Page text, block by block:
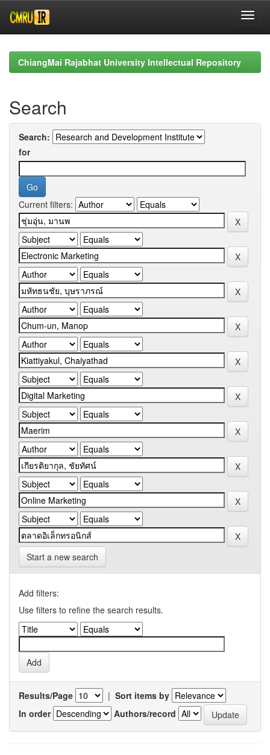
navigationChiangMai Rajabhat University Intellectual Repository
Search
Search:
for
Current filters:
Start a new search
Add filters:
Use filters to refine the search results.
Results/Page | Sort items by
In order
Authors/record